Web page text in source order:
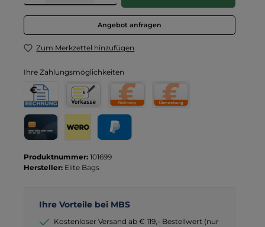
Angebot anfragen
Zum Merkzettel hinzufügen
Ihre Zahlungsmöglichkeiten
Rechnung
Rechnung für Behörden
Vorkasse
Produktnummer: 101699
Hersteller: Elite Bags
Ihre Vorteile bei MBS
Kostenloser Versand ab € 119,- Bestellwert (nur